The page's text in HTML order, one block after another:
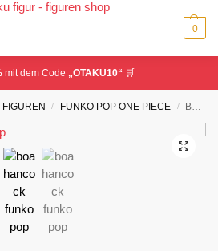
0
mit dem Code „OTAKU10“ 🛒
FIGUREN / FUNKO POP ONE PIECE / Boa Hancock Funko Pop Figur One Piece Vinyl Sammelfigur